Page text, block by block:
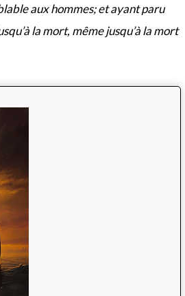
aux hommes; et ayant paru
la mort, même jusqu’à la mort